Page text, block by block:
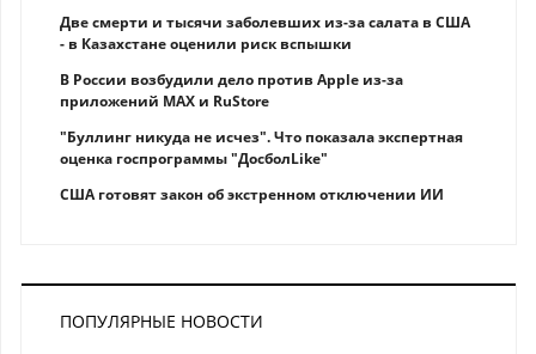
Две смерти и тысячи заболевших из-за салата в США
- в Казахстане оценили риск вспышки
В России возбудили дело против Apple из-за
приложений MAX и RuStore
"Буллинг никуда не исчез". Что показала экспертная
оценка госпрограммы "ДосболLike"
США готовят закон об экстренном отключении ИИ
ПОПУЛЯРНЫЕ НОВОСТИ